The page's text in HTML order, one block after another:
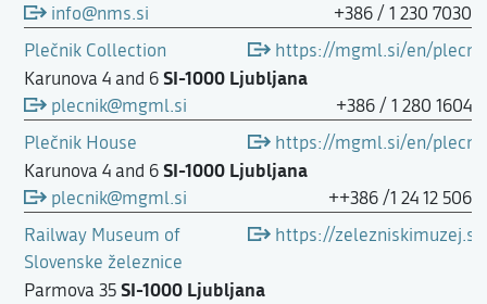
+386 / 1 230 7030
info@nms.si
https://mgml.si/en/
Plečnik Collection
Karunova 4 and 6 SI-1000 Ljubljana
+386 / 1 280 1604
plecnik@mgml.si
https://mgml.si/en/
Plečnik House
Karunova 4 and 6 SI-1000 Ljubljana
++386 /1 24 12 506
plecnik@mgml.si
https://zelezniskimuzej.si
Railway Museum of
Slovenske železnice
Parmova 35 SI-1000 Ljubljana